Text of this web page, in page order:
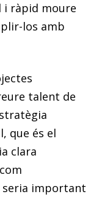
i ràpid moure
los amb
talent de
que és el
clara
seria important